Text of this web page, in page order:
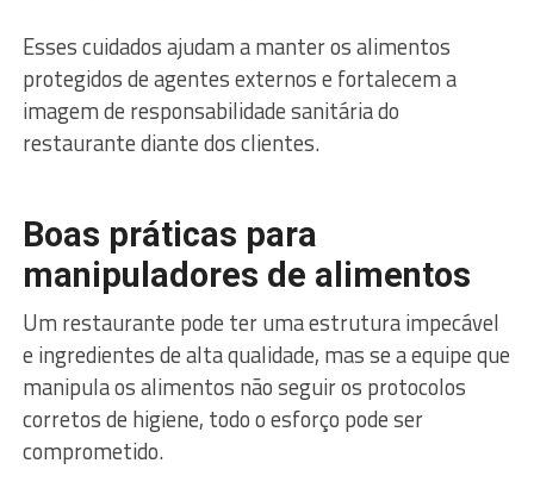
Esses cuidados ajudam a manter os alimentos
protegidos de agentes externos e fortalecem a
imagem de responsabilidade sanitária do
restaurante diante dos clientes.
Boas práticas para
manipuladores de alimentos
Um restaurante pode ter uma estrutura impecável
e ingredientes de alta qualidade, mas se a equipe que
manipula os alimentos não seguir os protocolos
corretos de higiene, todo o esforço pode ser
comprometido.